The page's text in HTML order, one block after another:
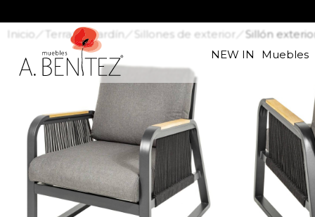
NEW IN Muebles
Inicio Terraza y jardín Sillones de exterior Sillón